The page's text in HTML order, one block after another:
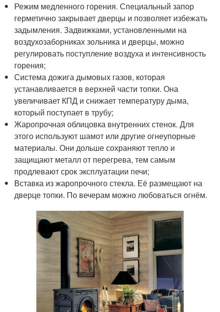
Режим медленного горения. Специальный запор
герметично закрывает дверцы и позволяет избежать
задымления. Задвижками, установленными на
воздухозаборниках зольника и дверцы, можно
регулировать поступление воздуха и интенсивность
горения;
Система дожига дымовых газов, которая
устанавливается в верхней части топки. Она
увеличивает КПД и снижает температуру дыма,
который поступает в трубу;
Жаропрочная облицовка внутренних стенок. Для
этого используют шамот или другие огнеупорные
материалы. Они дольше сохраняют тепло и
защищают металл от перегрева, тем самым
продлевают срок эксплуатации печи;
Вставка из жаропрочного стекла. Её размещают на
дверце топки. По вечерам можно любоваться огнём.